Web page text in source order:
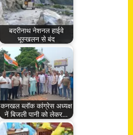
बदरीनाथ नेशनल हाईवे
भूस्खलन से बंद
कनखल ब्लॉक कांग्रेस अध्यक्ष
नें बिजली पानी को लेकर…